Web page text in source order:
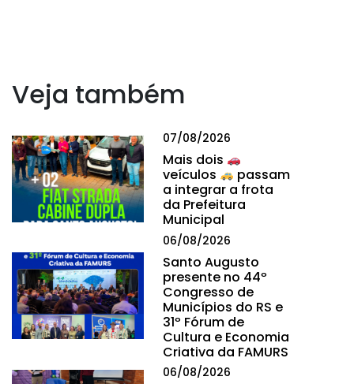
Veja também
07/08/2026
Mais dois
veículos
passam
a integrar a frota
da Prefeitura
Municipal
06/08/2026
Santo Augusto
presente no 44º
Congresso de
Municípios do RS e
31º Fórum de
Cultura e Economia
Criativa da FAMURS
06/08/2026